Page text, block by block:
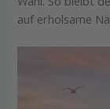
auf erholsame